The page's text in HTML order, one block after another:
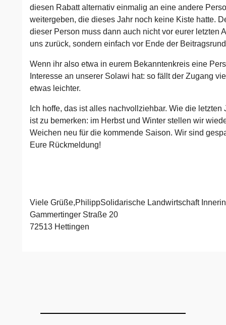
diesen Rabatt alternativ einmalig an eine andere
weitergeben, die dieses Jahr noch keine Kiste hatte.
dieser Person muss dann auch nicht vor eurer letzten
uns zurück, sondern einfach vor Ende der
Wenn ihr also etwa in eurem Bekanntenkreis eine
Interesse an unserer Solawi hat: so fällt der Zugang
etwas leichter.
Ich hoffe, das ist alles nachvollziehbar. Wie die letzten
ist zu bemerken: im Herbst und Winter stellen wir
Weichen neu für die kommende Saison. Wir sind
Eure Rückmeldung!
Viele Grüße,PhilippSolidarische Landwirtschaft
Gammertinger Straße 20
72513 Hettingen